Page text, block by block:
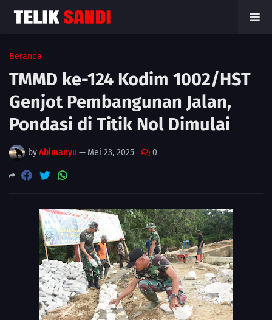
Beranda
TMMD ke-124 Kodim 1002/HST
Genjot Pembangunan Jalan,
Pondasi di Titik Nol Dimulai
byAbimanyu — Mei 23, 2025 0